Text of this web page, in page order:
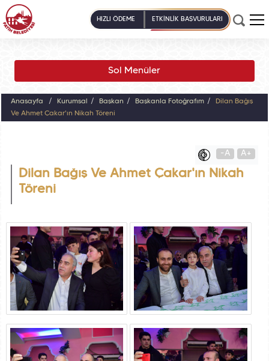
HIZLI ÖDEME ETKİNLİK BAŞVURULARI
Sol Menüler
Anasayfa Kurumsal Başkan Başkanla Fotoğrafım
Dilan Bağış
Ve Ahmet Çakar'ın Nikah Töreni
-A A+
Dilan Bağış Ve Ahmet Çakar'ın Nikah
Töreni